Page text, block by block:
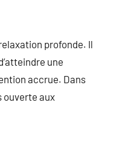
profonde. Il
une
accrue. Dans
ouverte aux